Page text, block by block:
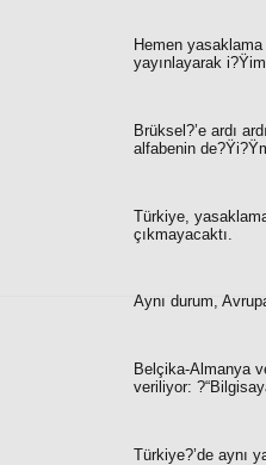
Hemen
yayınlayarak
Brüksel?’e ardı
alfabenin
Türkiye,
çıkmayacaktı.
Aynı durum,
Belçika-Almanya
veriliyor: ?“
Türkiye?’de aynı